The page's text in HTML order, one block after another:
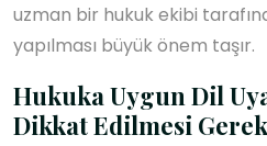
uzman bir hukuk ekibi
yapılması büyük önem taşır.
Hukuka Uygun Dil
Dikkat Edilmesi